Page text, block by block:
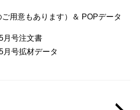
用意もあります）＆ POPデータ
月号注文書
月号拡材データ